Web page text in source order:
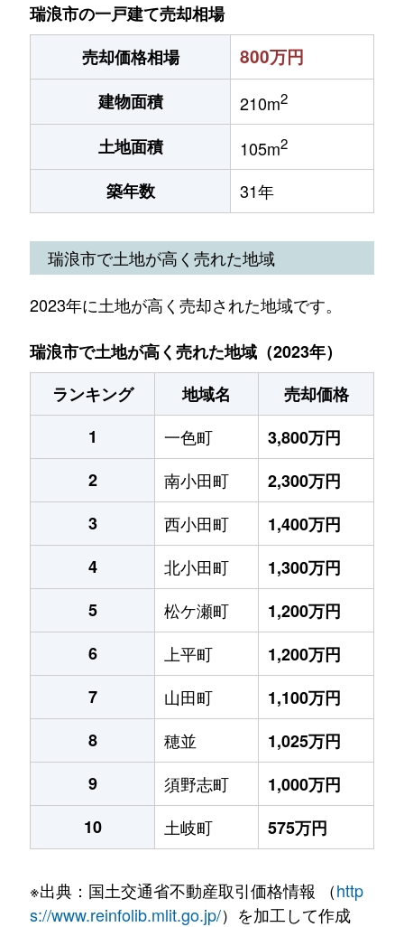
瑞浪市の一戸建て売却相場
売却価格相場
800万円
建物面積 210m2
土地面積 105m2
築年数 31年
瑞浪市で土地が高く売れた地域
2023年に土地が高く売却された地域です。
瑞浪市で土地が高く売れた地域（2023年）
ランキング
地域名
売却価格
1
一色町
3,800万円
2
南小田町
2,300万円
3
西小田町
1,400万円
4
北小田町
1,300万円
5
松ケ瀬町
1,200万円
6
上平町
1,200万円
7
山田町
1,100万円
8
穂並
1,025万円
9
須野志町
1,000万円
10
土岐町 575万円
※出典：国土交通省不動産取引価格情報 （http
s://www.reinfolib.mlit.go.jp/）を加工して作成